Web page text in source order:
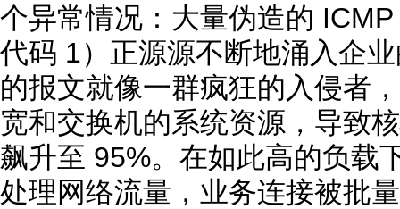
个异常情况：大量伪造的
代码 1）正源源不断地涌入企
的报文就像一群疯狂的入侵者
宽和交换机的系统资源，导致
飙升至 95%。在如此高的负载
处理网络流量，业务连接被批